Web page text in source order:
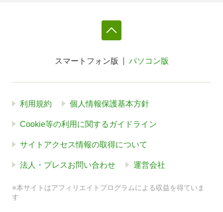
スマートフォン版 パソコン版
利用規約 個人情報保護基本方針
Cookie等の利用に関するガイドライン
サイトアクセス情報の取得について
法人・プレスお問い合わせ 運営会社
※本サイトはアフィリエイトプログラムによる収益を得ていま
す